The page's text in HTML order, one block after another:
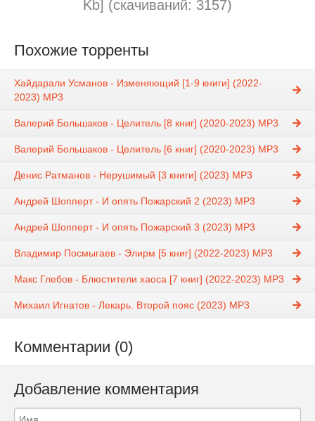
Kb] (cкачиваний: 3157)
Похожие торренты
Хайдарали Усманов - Изменяющий [1-9 книги] (2022-
2023) МР3
Валерий Большаков - Целитель [8 книг] (2020-2023) MP3
Валерий Большаков - Целитель [6 книг] (2020-2023) MP3
Денис Ратманов - Нерушимый [3 книги] (2023) МР3
Андрей Шопперт - И опять Пожарский 2 (2023) МР3
Андрей Шопперт - И опять Пожарский 3 (2023) МР3
Владимир Посмыгаев - Элирм [5 книг] (2022-2023) МР3
Макс Глебов - Блюстители хаоса [7 книг] (2022-2023) МР3
Михаил Игнатов - Лекарь. Второй пояс (2023) MP3
Комментарии (0)
Добавление комментария